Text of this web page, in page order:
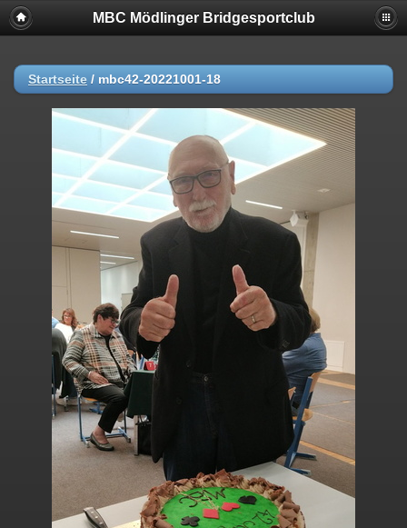
MBC Mödlinger Bridgesportclub
Startseite / mbc42-20221001-18